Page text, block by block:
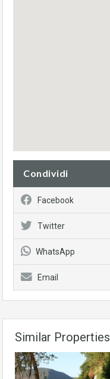
Condividi
Facebook
Twitter
WhatsApp
Email
Similar Properties